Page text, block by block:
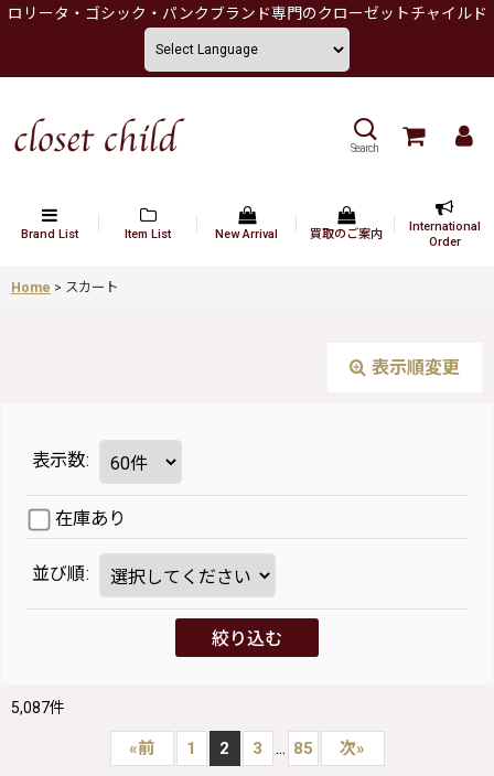
ロリータ・ゴシック・パンクブランド専門のクローゼットチャイルド
Search
Brand List Item List New Arrival 買取のご案内
International
Order
Home > スカート
表示順変更
表示数:
在庫あり
並び順:
絞り込む
5,087件
«前 1 2 3 ... 85 次»